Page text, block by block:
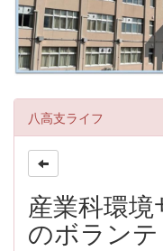
八高支ライフ
産業科環
のボラン